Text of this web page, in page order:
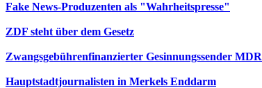
Fake News-Produzenten als "Wahrheitspresse"
ZDF steht über dem Gesetz
Zwangsgebührenfinanzierter Gesinnungssender MDR
Hauptstadtjournalisten in Merkels Enddarm